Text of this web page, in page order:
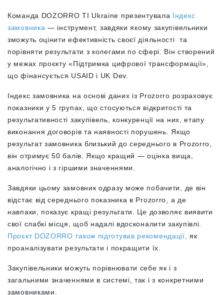
Команда DOZORRO TI Ukraine презентувала Індекс
замовника — інструмент, завдяки якому закупівельники
зможуть оцінити ефективність своєї діяльності та
порівняти результати з колегами по сфері. Він створений
у межах проєкту «Підтримка цифрової трансформації»,
що фінансується USAID і UK Dev.
Індекс замовника на основі даних із Prozorro розраховує
показники у 5 групах, що стосуються відкритості та
результативності закупівель, конкуренції на них, етапу
виконання договорів та наявності порушень. Якщо
результат замовника близький до середнього в Prozorro,
він отримує 50 балів. Якщо кращий — оцінка вища,
аналогічно і з гіршими значеннями.
Завдяки цьому замовник одразу може побачити, де він
відстає від середнього показника в Prozorro, а де
навпаки, показує кращі результати. Це дозволяє виявити
свої слабкі місця, щоб надалі вдосконалити закупівлі.
Проєкт DOZORRO також підготував рекомендації, як
проаналізувати результати і покращити їх.
Закупівельники можуть порівнювати себе як і з
загальними значеннями в системі, так і з конкретними
замовниками.